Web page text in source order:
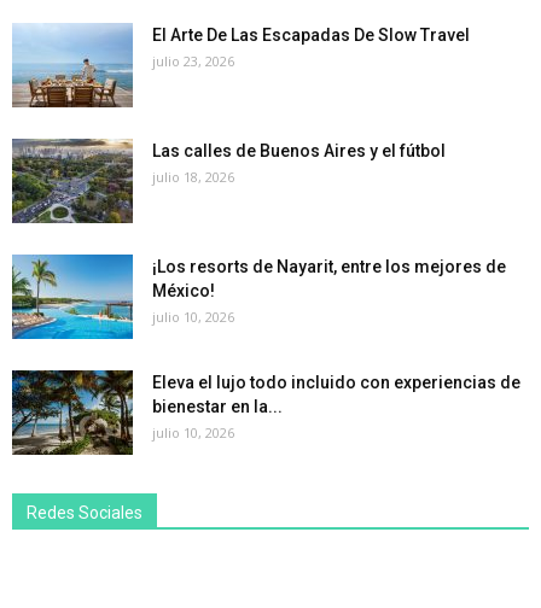
El Arte De Las Escapadas De Slow Travel
julio 23, 2026
Las calles de Buenos Aires y el fútbol
julio 18, 2026
¡Los resorts de Nayarit, entre los mejores de
México!
julio 10, 2026
Eleva el lujo todo incluido con experiencias de
bienestar en la...
julio 10, 2026
Redes Sociales